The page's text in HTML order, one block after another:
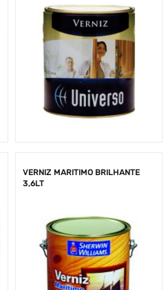
VERNIZ MARITIMO BRILHANTE
3,6LT